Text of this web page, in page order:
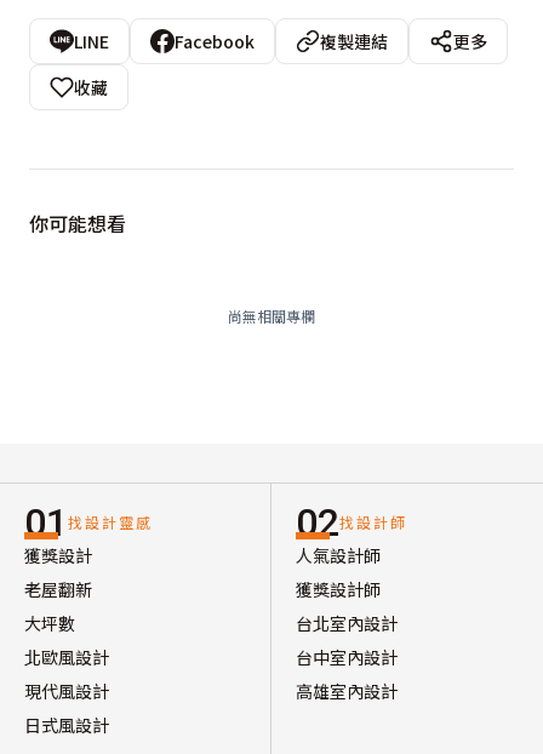
LINE Facebook 複製連結
更多
收藏
你可能想看
尚無相關專欄
01 找設計靈感
獲獎設計
老屋翻新
大坪數
北歐風設計
現代風設計
日式風設計
02找設計師
人氣設計師
獲獎設計師
台北室內設計
台中室內設計
高雄室內設計